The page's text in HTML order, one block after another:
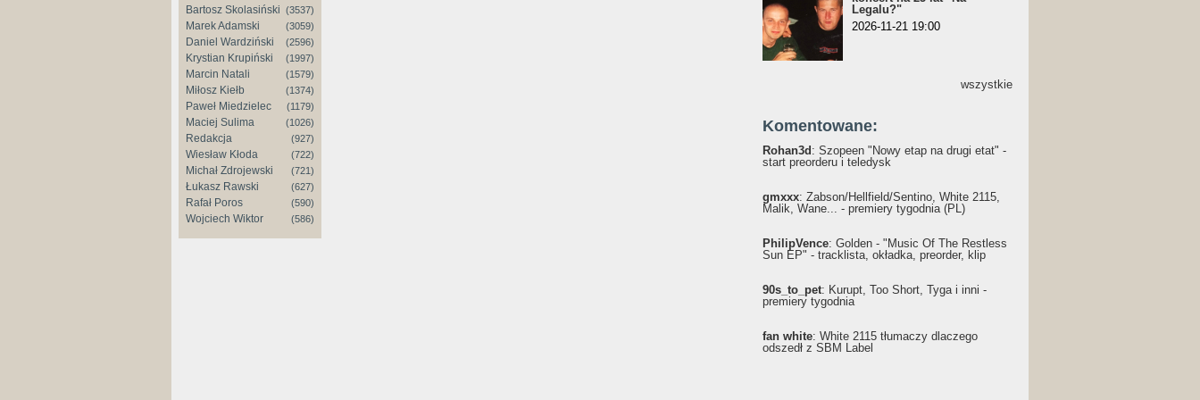
Bartosz Skolasiński (3537)
Marek Adamski (3059)
Daniel Wardziński (2596)
Krystian Krupiński (1997)
Marcin Natali (1579)
Miłosz Kiełb (1374)
Paweł Miedzielec (1179)
Maciej Sulima (1026)
Redakcja (927)
Wiesław Kłoda (722)
Michał Zdrojewski (721)
Łukasz Rawski (627)
Rafał Poros (590)
Wojciech Wiktor (586)
Legalu?"
2026-11-21 19:00
wszystkie
Komentowane:
Rohan3d : Szopeen "Nowy etap na drugi etat" -
start preorderu i teledysk
gmxxx: Żabson/Hellfield/Sentino, White 2115,
Malik, Wane... - premiery tygodnia (PL)
PhilipVence: Golden - "Music Of The Restless
Sun EP" - tracklista, okładka, preorder, klip
90s_to_pet: Kurupt, Too Short, Tyga i inni -
premiery tygodnia
fan white: White 2115 tłumaczy dlaczego
odszedł z SBM Label